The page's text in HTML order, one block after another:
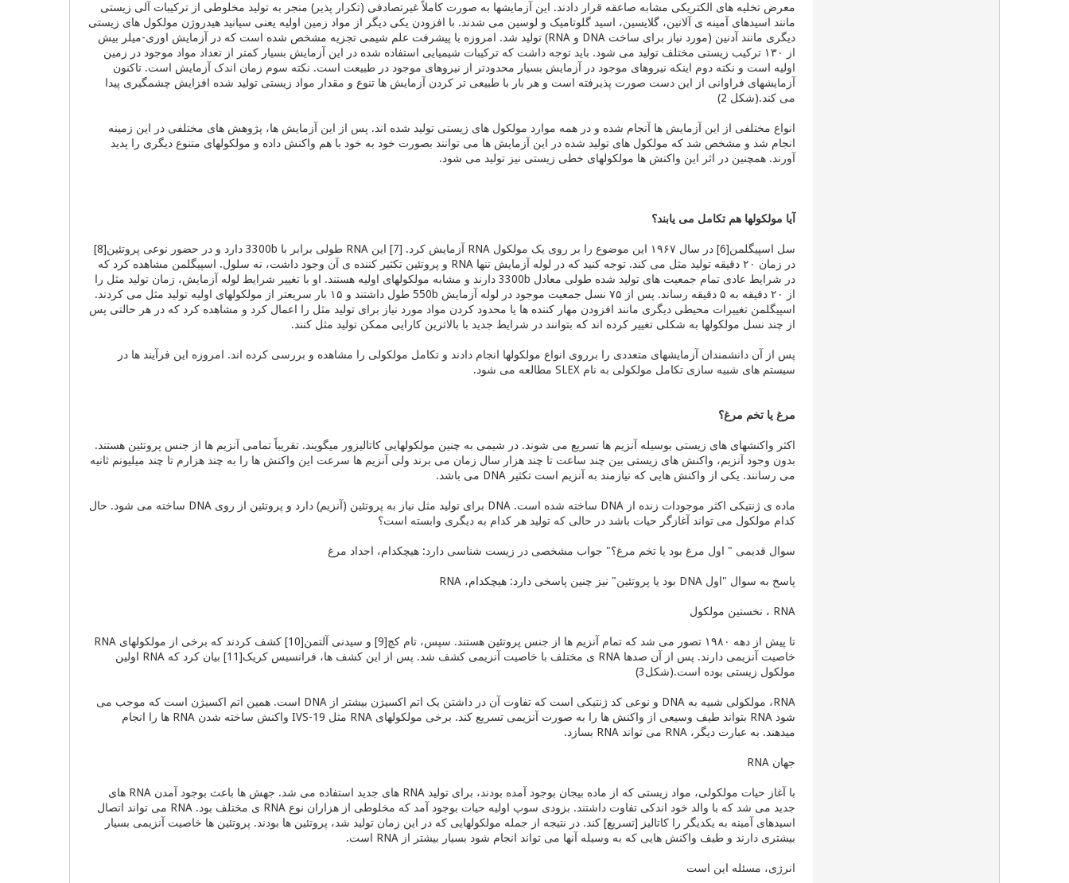
معرض تخلیه های الکتریکی مشابه صاعقه قرار دادند. این آزمایشها به صورت کاملاً غیرتصادفی (تکرار پذیر) منجر به تولید مخلوطی از ترکیبات آلی زیستی
مانند اسیدهای آمینه ی آلانین، گلایسین، اسید گلوتامیک و لوسین می شدند. با افزودن یکی دیگر از مواد زمین اولیه یعنی سیانید هیدروژن مولکول های زیستی
دیگری مانند آدنین (مورد نیاز برای ساخت DNA و RNA) تولید شد. امروزه با پیشرفت علم شیمی تجزیه مشخص شده است که در آزمایش اوری-میلر بیش
از ۱۳۰ ترکیب زیستی مختلف تولید می شود. باید توجه داشت که ترکیبات شیمیایی استفاده شده در این آزمایش بسیار کمتر از تعداد مواد موجود در زمین
اولیه است و نکته دوم اینکه نیروهای موجود در آزمایش بسیار محدودتر از نیروهای موجود در طبیعت است. نکته سوم زمان اندک آزمایش است. تاکنون
آزمایشهای فراوانی از این دست صورت پذیرفته است و هر بار با طبیعی تر کردن آزمایش ها تنوع و مقدار مواد زیستی تولید شده افزایش چشمگیری پیدا
می کند.(شكل 2)
انواع مختلفی از این آزمایش ها آنجام شده و در همه موارد مولکول های زیستی تولید شده اند. پس از این آزمایش ها، پژوهش های مختلفی در این زمینه
انجام شد و مشخص شد که مولکول های تولید شده در این آزمایش ها می توانند بصورت خود به خود با هم واکنش داده و مولکولهای متنوع دیگری را پدید
آورند. همچنین در اثر این واکنش ها مولکولهای خطی زیستی نیز تولید می شود.
آیا مولکولها هم تکامل می یابند؟
سل اسپیگلمن[6] در سال ۱۹۶۷ این موضوع را بر روی یک مولکول RNA آزمایش کرد. [7] این RNA طولی برابر با 3300b دارد و در حضور نوعی پروتئین[8]
در زمان ۲۰ دقیقه تولید مثل می کند. توجه کنید که در لوله آزمایش تنها RNA و پروتئین تکثیر کننده ی آن وجود داشت، نه سلول. اسپیگلمن مشاهده کرد که
در شرایط عادی تمام جمعیت های تولید شده طولی معادل 3300b دارند و مشابه مولکولهای اولیه هستند. او با تغییر شرایط لوله آزمایش، زمان تولید مثل را
از ۲۰ دقیقه به ۵ دقیقه رساند. پس از ۷۵ نسل جمعیت موجود در لوله آزمایش 550b طول داشتند و ۱۵ بار سریعتر از مولکولهای اولیه تولید مثل می کردند.
اسپیگلمن تغییرات محیطی دیگری مانند افزودن مهار کننده ها یا محدود کردن مواد مورد نیاز برای تولید مثل را اعمال کرد و مشاهده کرد که در هر حالتی پس
از چند نسل مولکولها به شکلی تغییر کرده اند که بتوانند در شرایط جدید با بالاترین کارایی ممکن تولید مثل کنند.
پس از آن دانشمندان آزمایشهای متعددی را برروی انواع مولکولها انجام دادند و تکامل مولکولی را مشاهده و بررسی کرده اند. امروزه این فرآیند ها در
سیستم های شبیه سازی تکامل مولکولی به نام SLEX مطالعه می شود.
مرغ یا تخم مرغ؟
اکثر واکنشهای های زیستی بوسیله آنزیم ها تسریع می شوند. در شیمی به چنین مولکولهایی کاتالیزور میگویند. تقریباً تمامی آنزیم ها از جنس پروتئین هستند.
بدون وجود آنزیم، واکنش های زیستی بین چند ساعت تا چند هزار سال زمان می برند ولی آنزیم ها سرعت این واکنش ها را به چند هزارم تا چند میلیونم ثانیه
می رسانند. یکی از واکنش هایی که نیازمند به آنزیم است تکثیر DNA می باشد.
ماده ی ژنتیکی اکثر موجودات زنده از DNA ساخته شده است. DNA برای تولید مثل نیاز به پروتئین (آنزیم) دارد و پروتئین از روی DNA ساخته می شود. حال
کدام مولکول می تواند آغازگر حیات باشد در حالی که تولید هر کدام به دیگری وابسته است؟
سوال قدیمی " اول مرغ بود یا تخم مرغ؟" جواب مشخصی در زیست شناسی دارد: هیچکدام، اجداد مرغ
پاسخ به سوال "اول DNA بود یا پروتئین" نیز چنین پاسخی دارد: هیچکدام، RNA
RNA ، نخستین مولکول
تا پیش از دهه ۱۹۸۰ تصور می شد که تمام آنزیم ها از جنس پروتئین هستند. سپس، تام کچ[9] و سیدنی آلتمن[10] کشف کردند که برخی از مولکولهای RNA
خاصیت آنزیمی دارند. پس از آن صدها RNA ی مختلف با خاصیت آنزیمی کشف شد. پس از این کشف ها، فرانسیس کریک[11] بیان کرد که RNA اولین
مولکول زیستی بوده است.(شكل3)
RNA، مولکولی شبیه به DNA و نوعی کد ژنتیکی است که تفاوت آن در داشتن یک اتم اکسیژن بیشتر از DNA است. همین اتم اکسیژن است که موجب می
شود RNA بتواند طیف وسیعی از واکنش ها را به صورت آنزیمی تسریع کند. برخی مولکولهای RNA مثل IVS-19 واکنش ساخته شدن RNA ها را انجام
میدهند. به عبارت دیگر، RNA می تواند RNA بسازد.
جهان RNA
با آغاز حیات مولکولی، مواد زیستی که از ماده بیجان بوجود آمده بودند، برای تولید RNA های جدید استفاده می شد. جهش ها باعث بوجود آمدن RNA های
جدید می شد که با والد خود اندکی تفاوت داشتند. بزودی سوپ اولیه حیات بوجود آمد که مخلوطی از هزاران نوع RNA ی مختلف بود. RNA می تواند اتصال
اسیدهای آمینه به یکدیگر را کاتالیز [تسریع] کند. در نتیجه از جمله مولکولهایی که در این زمان تولید شد، پروتئین ها بودند. پروتئین ها خاصیت آنزیمی بسیار
بیشتری دارند و طیف واکنش هایی که به وسیله آنها می تواند انجام شود بسیار بیشتر از RNA است.
انرژی،‌ مسئله این است